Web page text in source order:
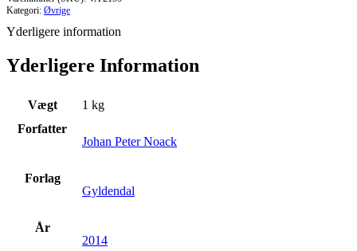
1864
antal
Kategori: Øvrige
Yderligere information
Yderligere Information
Vægt
1 kg
Forfatter
Johan Peter Noack
Forlag
Gyldendal
År
2014